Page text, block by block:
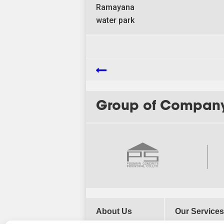
Ramayana
water park
Group of
About Us
Our Services